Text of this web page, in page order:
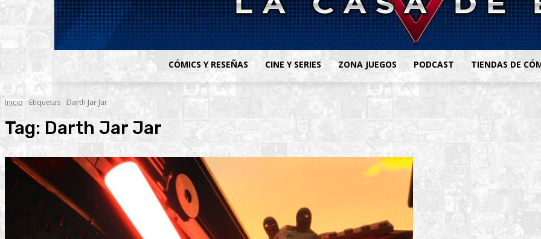
CÓMICS Y RESEÑAS CINE Y SERIES ZONA JUEGOS PODCAST TIENDAS DE
Inicio Etiquetas Darth Jar Jar
Tag: Darth Jar Jar